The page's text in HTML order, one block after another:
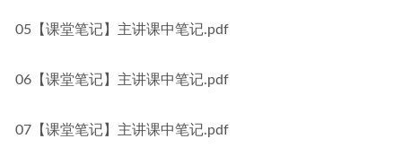
05【课堂笔记】主讲课中笔记.pdf
06【课堂笔记】主讲课中笔记.pdf
07【课堂笔记】主讲课中笔记.pdf